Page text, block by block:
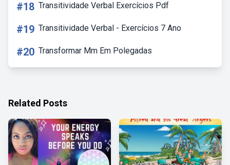
#18 Transitividade Verbal Exercícios Pdf
#19 Transitividade Verbal - Exercícios 7 Ano
#20 Transformar Mm Em Polegadas
Related Posts